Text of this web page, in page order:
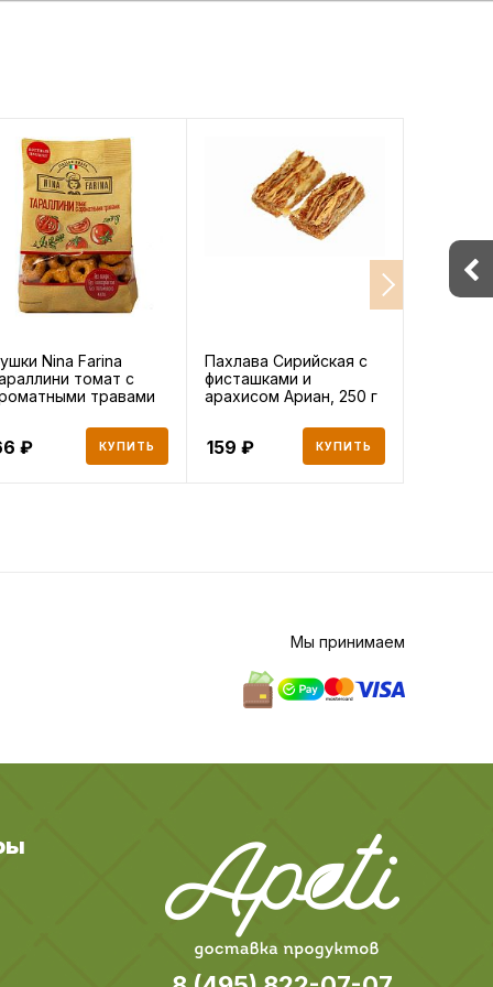
Nina Farina
томат с
травами
КУПИТЬ
Пахлава Сирийская с
фисташками и
арахисом Ариан, 250 г
159 КУПИТЬ
Мы принимаем